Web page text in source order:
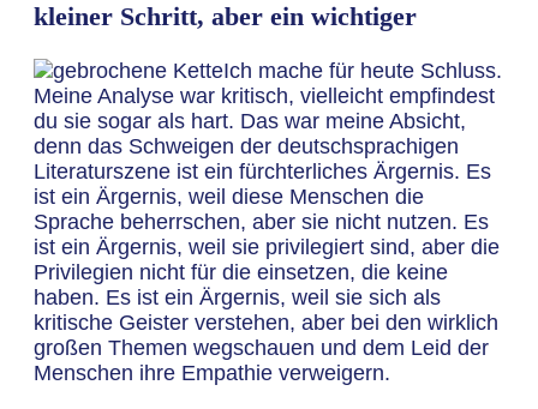
kleiner Schritt, aber ein wichtiger
Ich mache für heute Schluss.
Meine Analyse war kritisch, vielleicht empfindest
du sie sogar als hart. Das war meine Absicht,
denn das Schweigen der deutschsprachigen
Literaturszene ist ein fürchterliches Ärgernis. Es
ist ein Ärgernis, weil diese Menschen die
Sprache beherrschen, aber sie nicht nutzen. Es
ist ein Ärgernis, weil sie privilegiert sind, aber die
Privilegien nicht für die einsetzen, die keine
haben. Es ist ein Ärgernis, weil sie sich als
kritische Geister verstehen, aber bei den wirklich
großen Themen wegschauen und dem Leid der
Menschen ihre Empathie verweigern.